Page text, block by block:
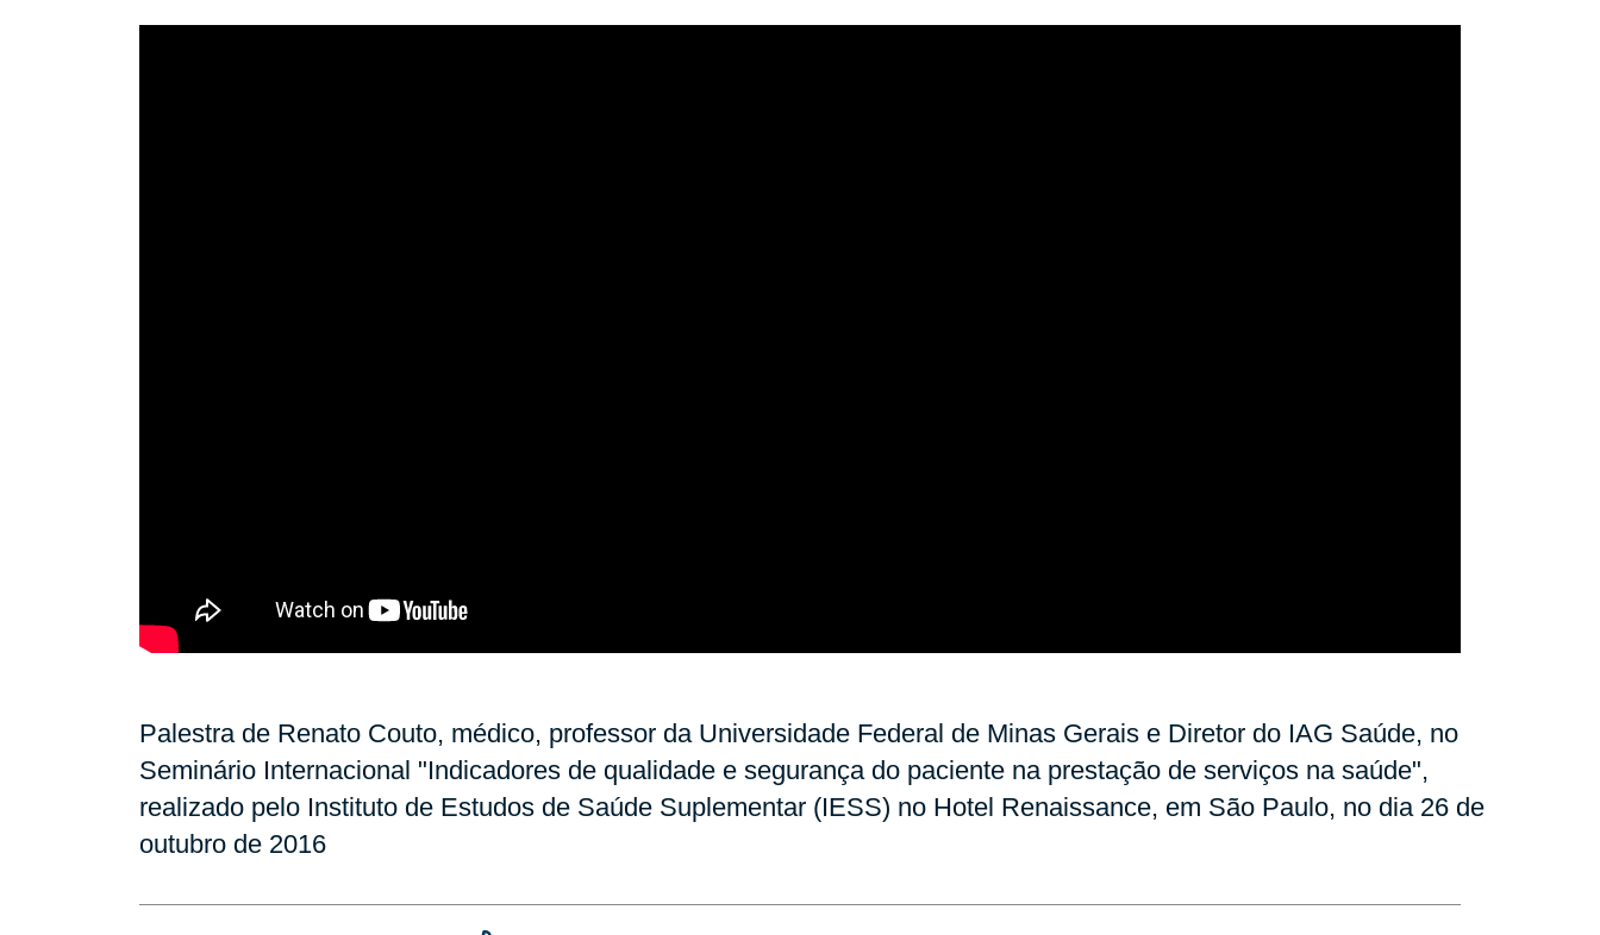
Palestra de Renato Couto, médico, professor da Universidade Federal de Minas Gerais e Diretor do IAG Saúde, no
Seminário Internacional "Indicadores de qualidade e segurança do paciente na prestação de serviços na saúde",
realizado pelo Instituto de Estudos de Saúde Suplementar (IESS) no Hotel Renaissance, em São Paulo, no dia 26 de
outubro de 2016